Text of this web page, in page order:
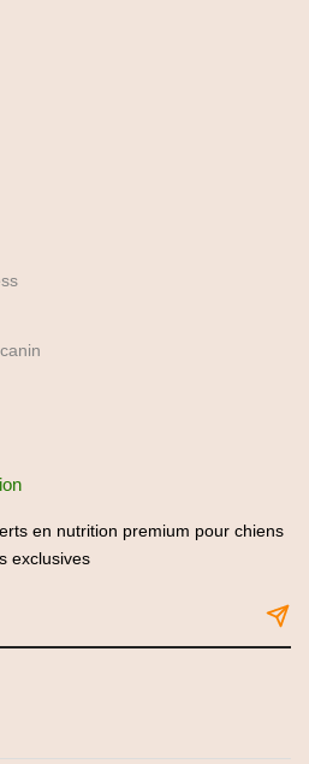
en nutrition premium pour chiens
exclusives
Mentions légales